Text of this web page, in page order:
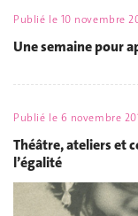
Publié le 10 novembre
Une semaine pour
Publié le 6 novembre
Théâtre, ateliers et
l’égalité